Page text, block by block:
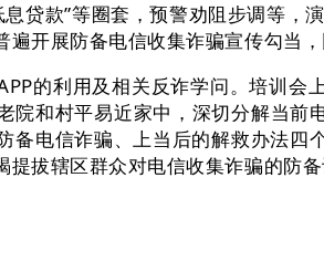
贷款”等圈套，预警劝阻步调等
开展防备电信收集诈骗宣传勾当
的利用及相关反诈学问。培训会
院和村平易近家中，深切分解当
备电信诈骗、上当后的解救办法
拔辖区群众对电信收集诈骗的防